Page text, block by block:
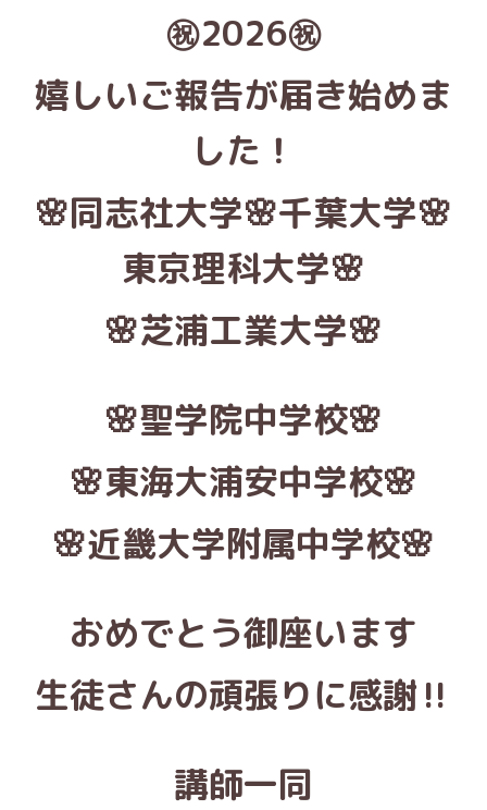
㊗️2026㊗️
嬉しいご報告が届き始めま
した！
🌸同志社大学🌸千葉大学🌸
東京理科大学🌸
🌸芝浦工業大学🌸
🌸聖学院中学校🌸
🌸東海大浦安中学校🌸
🌸近畿大学附属中学校🌸
おめでとう御座います
生徒さんの頑張りに感謝‼️
講師一同